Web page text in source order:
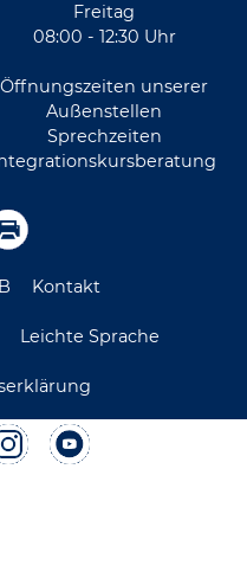
Freitag
08:00 - 12:30 Uhr
Öffnungszeiten unserer
Außenstellen
Sprechzeiten
Kontakt
Leichte Sprache